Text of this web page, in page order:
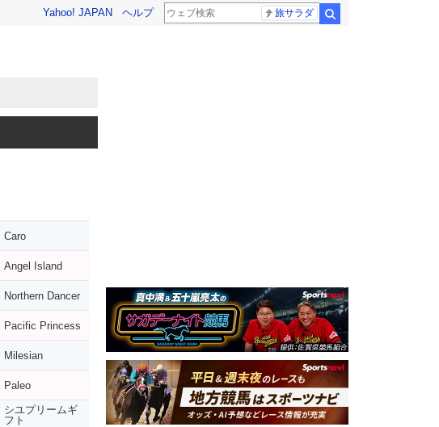
Yahoo! JAPAN ヘルプ 旅サラダ
Caro
Angel Island
Northern Dancer
Pacific Princess
Milesian
Paleo
シユプリームギ
フト